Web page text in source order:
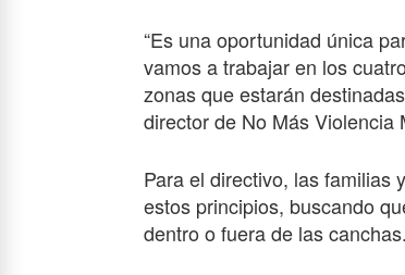
“Es una oportunidad única
vamos a trabajar en los
zonas que estarán
director de No Más Violencia
Para el directivo, las familias
estos principios, buscando
dentro o fuera de las canchas.